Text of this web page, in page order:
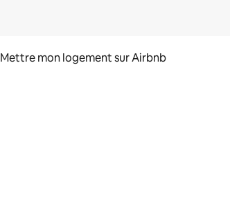
Mettre mon logement sur Airbnb